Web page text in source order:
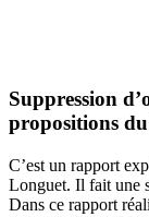
Suppression
propositions
C’est un rapport
Longuet. Il fait une
Dans ce rapport